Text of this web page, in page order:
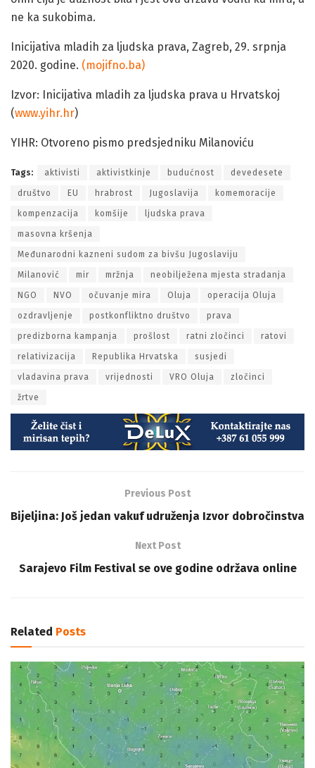
ne ka sukobima.
Inicijativa mladih za ljudska prava, Zagreb, 29. srpnja
2020. godine. (mojifno.ba)
Izvor: Inicijativa mladih za ljudska prava u Hrvatskoj
(www.yihr.hr)
YIHR: Otvoreno pismo predsjedniku Milanoviću
Tags: aktivisti aktivistkinje budućnost devedesete
društvo EU hrabrost Jugoslavija komemoracije
kompenzacija komšije ljudska prava
masovna kršenja
Međunarodni kazneni sudom za bivšu Jugoslaviju
Milanović mir mržnja neobilježena mjesta stradanja
NGO NVO očuvanje mira Oluja operacija Oluja
ozdravljenje postkonfliktno društvo prava
predizborna kampanja prošlost ratni zločinci ratovi
relativizacija Republika Hrvatska susjedi
vladavina prava vrijednosti VRO Oluja zločinci
žrtve
Previous Post
Bijeljina: Još jedan vakuf udruženja Izvor dobročinstva
Next Post
Sarajevo Film Festival se ove godine održava online
Related Posts